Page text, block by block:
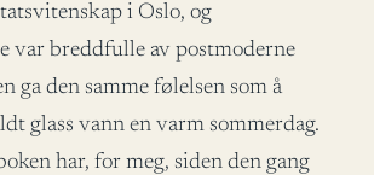
i Oslo, og
var breddfulle av postmoderne
ga den samme følelsen som å
glass vann en varm sommerdag.
har, for meg, siden den gang